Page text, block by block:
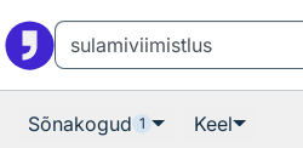
Sõnakogud 1 Keel